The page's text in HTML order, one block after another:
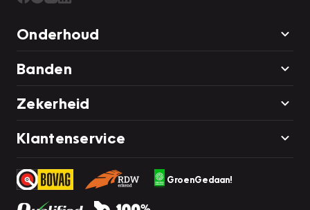
Onderhoud
Banden
Zekerheid
Klantenservice
GroenGedaan!